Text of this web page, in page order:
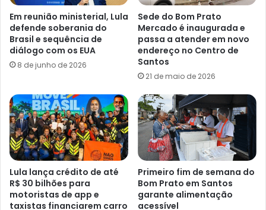
Em reunião ministerial, Lula
defende soberania do
Brasil e sequência de
diálogo com os EUA
8 de junho de 2026
Sede do Bom Prato
Mercado é inaugurada e
passa a atender em novo
endereço no Centro de
Santos
21 de maio de 2026
Lula lança crédito de até
R$ 30 bilhões para
motoristas de app e
taxistas financiarem carro
Primeiro fim de semana do
Bom Prato em Santos
garante alimentação
acessível